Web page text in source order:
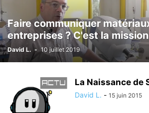
Faire communiquer
entreprises ? C'est la
David L. - 10 juillet 2019
La Naissance de
David L. - 15 juin 2015